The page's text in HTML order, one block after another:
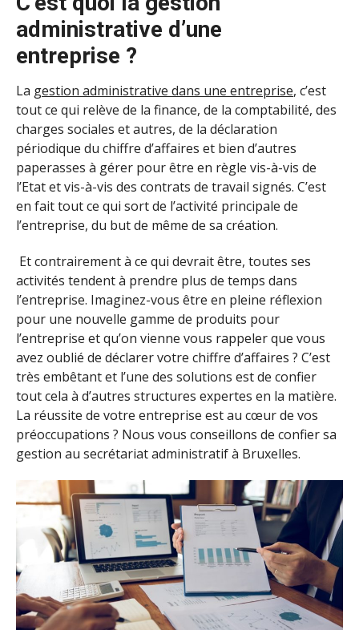
administrative d’une
entreprise ?
La gestion administrative dans une entreprise, c’est
tout ce qui relève de la finance, de la comptabilité, des
charges sociales et autres, de la déclaration
périodique du chiffre d’affaires et bien d’autres
paperasses à gérer pour être en règle vis-à-vis de
l’Etat et vis-à-vis des contrats de travail signés. C’est
en fait tout ce qui sort de l’activité principale de
l’entreprise, du but de même de sa création.
Et contrairement à ce qui devrait être, toutes ses
activités tendent à prendre plus de temps dans
l’entreprise. Imaginez-vous être en pleine réflexion
pour une nouvelle gamme de produits pour
l’entreprise et qu’on vienne vous rappeler que vous
avez oublié de déclarer votre chiffre d’affaires ? C’est
très embêtant et l’une des solutions est de confier
tout cela à d’autres structures expertes en la matière.
La réussite de votre entreprise est au cœur de vos
préoccupations ? Nous vous conseillons de confier sa
gestion au secrétariat administratif à Bruxelles.